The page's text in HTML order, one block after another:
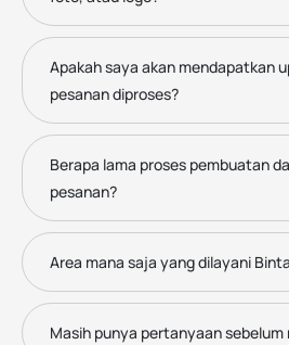
Apakah saya akan mendapatkan
pesanan diproses?
Berapa lama proses pembuatan
pesanan?
Area mana saja yang dilayani
Masih punya pertanyaan sebelum